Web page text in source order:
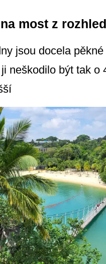
most z
jsou docela
neškodilo být tak o